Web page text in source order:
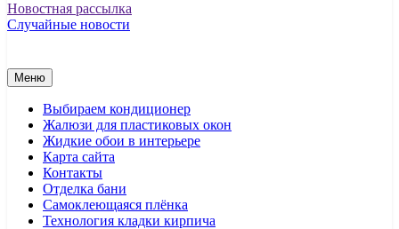
Новостная рассылка
Случайные новости
Меню
Выбираем кондиционер
Жалюзи для пластиковых окон
Жидкие обои в интерьере
Карта сайта
Контакты
Отделка бани
Самоклеющаяся плёнка
Технология кладки кирпича